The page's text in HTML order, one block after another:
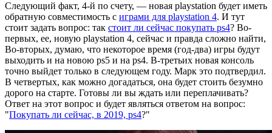
Следующий факт, 4-й по счету, — новая playstation будет иметь
обратную совместимость с играми для playstation 4. И тут
стоит задать вопрос: так стоит ли сейчас покупать ps4? Во-
первых, ее, новую playstation 4, сейчас и правда сложно найти,
Во-вторых, думаю, что некоторое время (год-два) игры будут
выходить и на новою ps5 и на ps4. В-третьих новая консоль
точно выйдет только в следующем году. Марк это подтвердил.
В четвертых, как можно догадаться, она будет стоить безумно
дорого на старте. Готовы ли вы ждать или переплачивать?
Ответ на этот вопрос и будет являться ответом на вопрос:
"Покупать ли сейчас, в 2019, ps4?"